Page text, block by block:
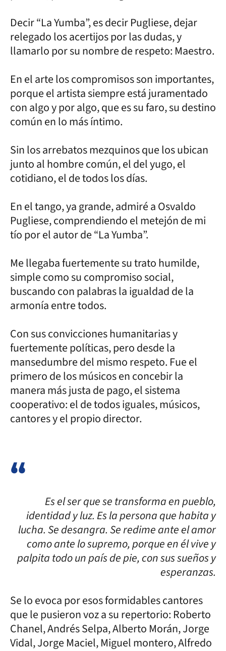
Decir “La Yumba”, es decir Pugliese, dejar
relegado los acertijos por las dudas, y
llamarlo por su nombre de respeto: Maestro.
En el arte los compromisos son importantes,
porque el artista siempre está juramentado
con algo y por algo, que es su faro, su destino
común en lo más íntimo.
Sin los arrebatos mezquinos que los ubican
junto al hombre común, el del yugo, el
cotidiano, el de todos los días.
En el tango, ya grande, admiré a Osvaldo
Pugliese, comprendiendo el metejón de mi
tío por el autor de “La Yumba”.
Me llegaba fuertemente su trato humilde,
simple como su compromiso social,
buscando con palabras la igualdad de la
armonía entre todos.
Con sus convicciones humanitarias y
fuertemente políticas, pero desde la
mansedumbre del mismo respeto. Fue el
primero de los músicos en concebir la
manera más justa de pago, el sistema
cooperativo: el de todos iguales, músicos,
cantores y el propio director.
Es el ser que se transforma en pueblo,
identidad y luz. Es la persona que habita y
lucha. Se desangra. Se redime ante el amor
como ante lo supremo, porque en él vive y
palpita todo un país de pie, con sus sueños y
esperanzas.
Se lo evoca por esos formidables cantores
que le pusieron voz a su repertorio: Roberto
Chanel, Andrés Selpa, Alberto Morán, Jorge
Vidal, Jorge Maciel, Miguel montero, Alfredo